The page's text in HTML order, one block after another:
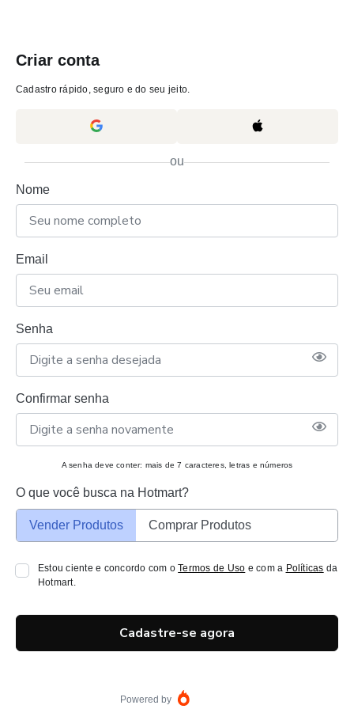
Criar conta
Cadastro rápido, seguro e do seu jeito.
ou
Nome
Email
Senha
Confirmar senha
A senha deve conter: mais de 7 caracteres, letras e números
O que você busca na Hotmart?
Vender Produtos Comprar Produtos
Estou ciente e concordo com oTermos de Uso e com a Políticas da
Hotmart.
Cadastre-se agora
Powered by